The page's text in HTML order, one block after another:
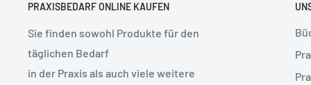
PRAXISBEDARF ONLINE KAUFEN
Sie finden sowohl Produkte für den
täglichen Bedarf
in der Praxis als auch viele weitere